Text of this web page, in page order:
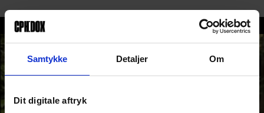
Samtykke Detaljer Om
Dit digitale aftryk
Paola Schettino Nobile